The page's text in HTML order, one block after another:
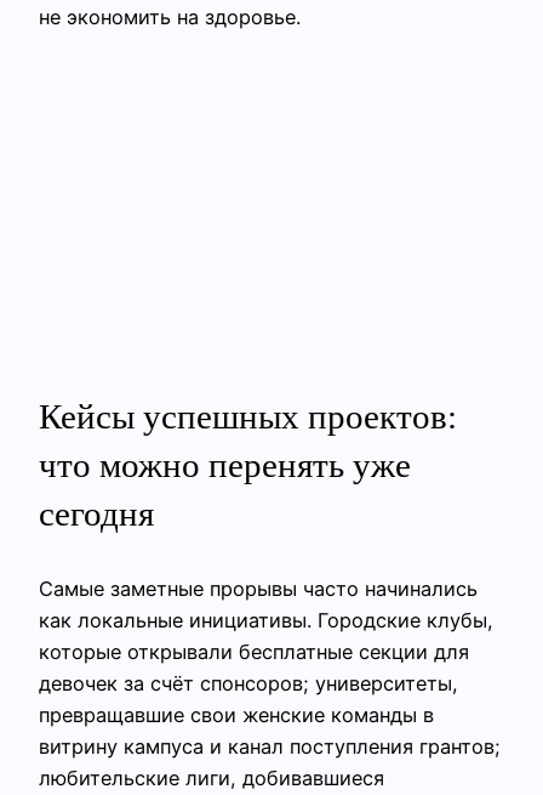
не экономить на здоровье.
Кейсы успешных проектов:
что можно перенять уже
сегодня
Самые заметные прорывы часто начинались
как локальные инициативы. Городские клубы,
которые открывали бесплатные секции для
девочек за счёт спонсоров; университеты,
превращавшие свои женские команды в
витрину кампуса и канал поступления грантов;
любительские лиги, добивавшиеся